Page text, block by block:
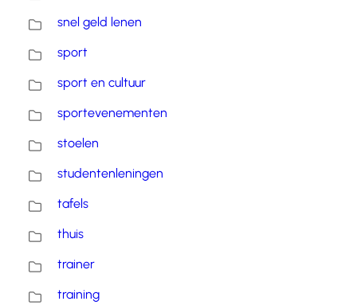
snel geld lenen
sport
sport en cultuur
sportevenementen
stoelen
studentenleningen
tafels
thuis
trainer
training